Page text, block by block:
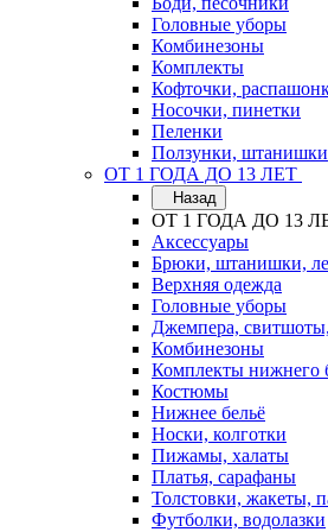
Головные уборы
Комбинезоны
Комплекты
Кофточки,
Носочки, пинетки
Пеленки
Ползунки, штанишки
ОТ 1 ГОДА ДО 13 ЛЕТ
Назад
ОТ 1 ГОДА ДО 13
Аксессуары
Брюки, штанишки,
Верхняя одежда
Головные уборы
Джемпера,
Комбинезоны
Комплекты нижнего
Костюмы
Нижнее бельё
Носки, колготки
Пижамы, халаты
Платья, сарафаны
Толстовки, жакеты,
Футболки, водолазки